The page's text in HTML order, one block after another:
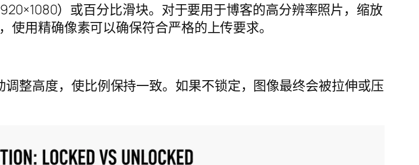
）或百分比滑块。对于要用于博客的高分辨率照片，缩放
用精确像素可以确保符合严格的上传要求。
整高度，使比例保持一致。如果不锁定，图像最终会被拉伸或压